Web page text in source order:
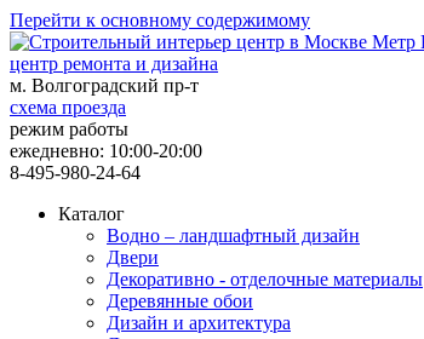
Перейти к основному содержимому
центр ремонта и дизайна
м. Волгоградский пр-т
схема проезда
режим работы
ежедневно: 10:00-20:00
8-495-980-24-64
Каталог
Водно – ландшафтный дизайн
Двери
Декоративно - отделочные материалы
Деревянные обои
Дизайн и архитектура